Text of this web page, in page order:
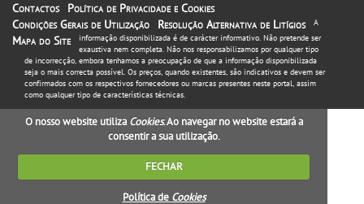
Contactos
Política de Privacidade e Cookies
Condições Gerais de Utilização
Resolução Alternativa de Litígios
Mapa do Site
A
informação disponibilizada é de carácter informativo. Não pretende ser
exaustiva nem completa. Não nos responsabilizamos por qualquer tipo
de incorrecção, embora tenhamos a preocupação de que a informação disponibilizada
seja o mais correcta possível. Os preços, quando existentes, são indicativos e devem ser
confirmados com os respectivos fornecedores ou marcas presentes neste portal, assim
como qualquer tipo de características técnicas.
O nosso website utiliza Cookies. Ao navegar no website estará a
consentir a sua utilização.
FECHAR
Política de Cookies